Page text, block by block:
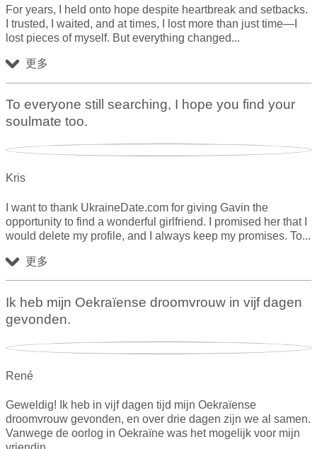
For years, I held onto hope despite heartbreak and setbacks.
I trusted, I waited, and at times, I lost more than just time—I
lost pieces of myself. But everything changed
更多
To everyone still searching, I hope you find your
soulmate too.
Kris
I want to thank UkraineDate.com for giving Gavin the
opportunity to find a wonderful girlfriend. I promised her that I
would delete my profile, and I always keep my promises. To
更多
Ik heb mijn Oekraïense droomvrouw in vijf dagen
gevonden.
René
Geweldig! Ik heb in vijf dagen tijd mijn Oekraïense
droomvrouw gevonden, en over drie dagen zijn we al samen.
Vanwege de oorlog in Oekraïne was het mogelijk voor mijn